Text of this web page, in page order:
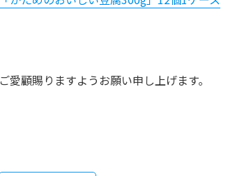
ご愛顧賜りますようお願い申し上げます。